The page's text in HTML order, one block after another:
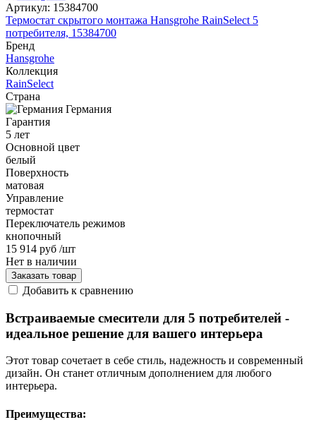
Артикул: 15384700
Термостат скрытого монтажа Hansgrohe RainSelect 5
потребителя, 15384700
Бренд
Hansgrohe
Коллекция
RainSelect
Страна
Германия
Гарантия
5 лет
Основной цвет
белый
Поверхность
матовая
Управление
термостат
Переключатель режимов
кнопочный
15 914 руб /шт
Нет в наличии
Заказать товар
Добавить к сравнению
Встраиваемые смесители для 5 потребителей -
идеальное решение для вашего интерьера
Этот товар сочетает в себе стиль, надежность и современный
дизайн. Он станет отличным дополнением для любого
интерьера.
Преимущества: